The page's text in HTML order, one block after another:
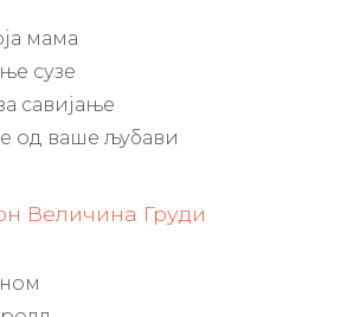
мама
сузе
савијање
од ваше љубави
Величина Груди